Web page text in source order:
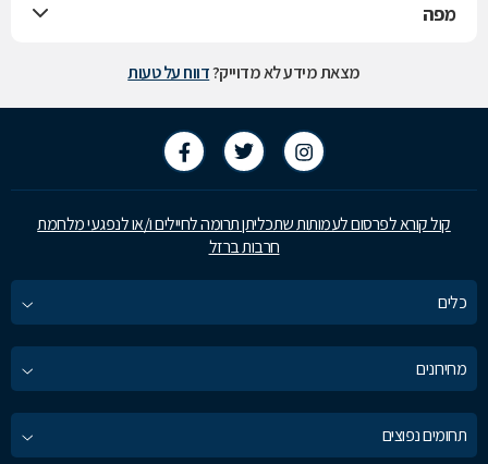
מפה
מצאת מידע לא מדוייק?דווח על טעות
קול קורא לפרסום לעמותות שתכליתן תרומה לחיילים ו/או לנפגעי מלחמת
חרבות ברזל
כלים
מחירונים
תחומים נפוצים